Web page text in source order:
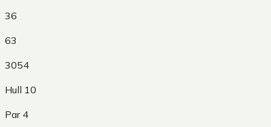
36
63
3054
Hull 10
Par 4